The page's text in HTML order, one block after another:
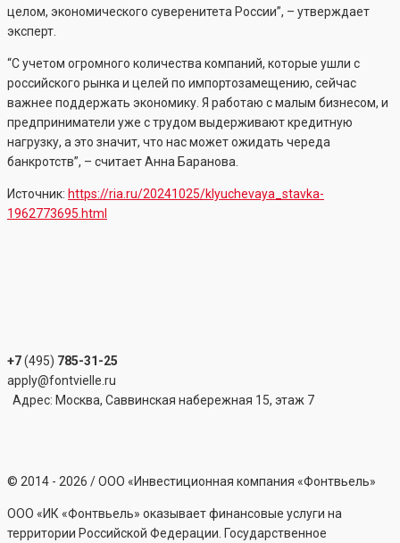
целом, экономического суверенитета России”, – утверждает
эксперт.
“С учетом огромного количества компаний, которые ушли с
российского рынка и целей по импортозамещению, сейчас
важнее поддержать экономику. Я работаю с малым бизнесом, и
предприниматели уже с трудом выдерживают кредитную
нагрузку, а это значит, что нас может ожидать череда
банкротств”, – считает Анна Баранова.
Источник: https://ria.ru/20241025/klyuchevaya_stavka-
1962773695.html
+7(495) 785-31-25
apply@fontvielle.ru
Адрес: Москва, Саввинская набережная 15, этаж 7
© 2014 - 2026 / ООО «Инвестиционная компания «Фонтвьель»
ООО «ИК «Фонтвьель» оказывает финансовые услуги на
территории Российской Федерации. Государственное